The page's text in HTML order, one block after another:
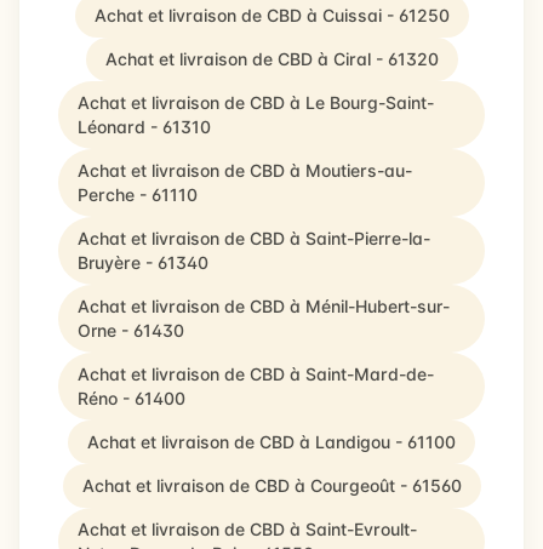
Achat et livraison de CBD à Cuissai - 61250
Achat et livraison de CBD à Ciral - 61320
Achat et livraison de CBD à Le Bourg-Saint-
Léonard - 61310
Achat et livraison de CBD à Moutiers-au-
Perche - 61110
Achat et livraison de CBD à Saint-Pierre-la-
Bruyère - 61340
Achat et livraison de CBD à Ménil-Hubert-sur-
Orne - 61430
Achat et livraison de CBD à Saint-Mard-de-
Réno - 61400
Achat et livraison de CBD à Landigou - 61100
Achat et livraison de CBD à Courgeoût - 61560
Achat et livraison de CBD à Saint-Evroult-